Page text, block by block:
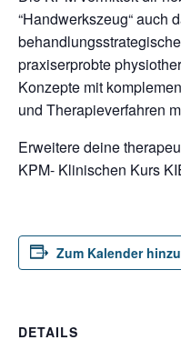
“Handwerkszeug“ auch
praxiserprobte
Konzepte mit
und Therapieverfahren
Erweitere deine
KPM- Klinischen Kurs
Zum Kalender
DETAILS